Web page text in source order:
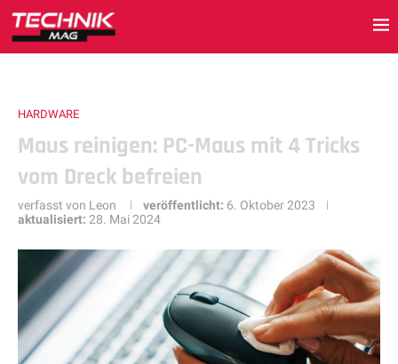
HARDWARE
Maus reinigen: PC-Maus mit 4 Tricks
vom Dreck befreien
verfasst von Leon veröffentlicht: 6. Oktober 2023
aktualisiert: 28. Mai 2024